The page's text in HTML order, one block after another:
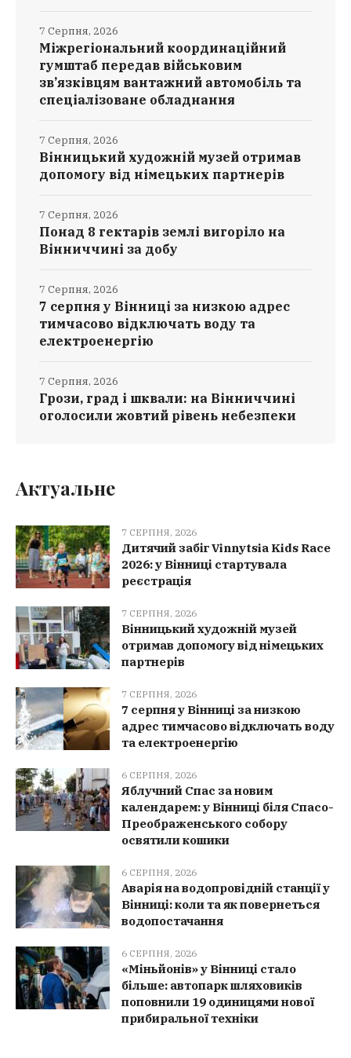
Міжрегіональний координаційний
гумштаб передав військовим
зв’язківцям вантажний автомобіль та
спеціалізоване обладнання
7 Серпня, 2026
Вінницький художній музей отримав
допомогу від німецьких партнерів
7 Серпня, 2026
Понад 8 гектарів землі вигоріло на
Вінниччині за добу
7 Серпня, 2026
7 серпня у Вінниці за низкою адрес
тимчасово відключать воду та
електроенергію
7 Серпня, 2026
Грози, град і шквали: на Вінниччині
оголосили жовтий рівень небезпеки
7 Серпня, 2026
Актуальне
7 СЕРПНЯ, 2026
Дитячий забіг Vinnytsia Kids Race
2026: у Вінниці стартувала
реєстрація
7 СЕРПНЯ, 2026
Вінницький художній музей
отримав допомогу від німецьких
партнерів
7 СЕРПНЯ, 2026
7 серпня у Вінниці за низкою
адрес тимчасово відключать воду
та електроенергію
6 СЕРПНЯ, 2026
Яблучний Спас за новим
календарем: у Вінниці біля Спасо-
Преображенського собору
освятили кошики
6 СЕРПНЯ, 2026
Аварія на водопровідній станції у
Вінниці: коли та як повернеться
водопостачання
6 СЕРПНЯ, 2026
«Міньйонів» у Вінниці стало
більше: автопарк шляховиків
поповнили 19 одиницями нової
прибиральної техніки